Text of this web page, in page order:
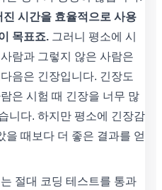
시간을 효율적으로 사용
목표죠. 그러니 평소에 시
람과 그렇지 않은 사람은
음은 긴장입니다. 긴장도
은 시험 때 긴장을 너무 많
니다. 하지만 평소에 긴장감
을 때보다 더 좋은 결과를 얻
절대 코딩 테스트를 통과